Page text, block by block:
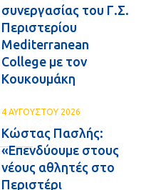
συνεργασίας του Γ.Σ.
Περιστερίου
Mediterranean
College με τον
Κουκουμάκη
4 ΑΥΓΟΥΣΤΟΥ 2026
Κώστας Πασλής:
«Επενδύουμε στους
νέους αθλητές στο
Περιστέρι